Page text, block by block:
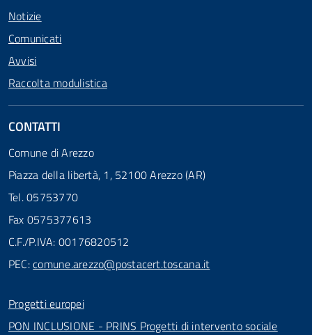
Notizie
Comunicati
Avvisi
Raccolta modulistica
CONTATTI
Comune di Arezzo
Piazza della libertà, 1, 52100 Arezzo (AR)
Tel. 05753770
Fax 0575377613
C.F./P.IVA: 00176820512
PEC:comune.arezzo@postacert.toscana.it
Progetti europei
PON INCLUSIONE - PRINS Progetti di intervento sociale